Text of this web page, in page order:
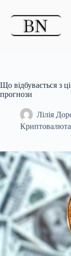
Що відбувається з
прогнози
Лілія
Криптовалюта